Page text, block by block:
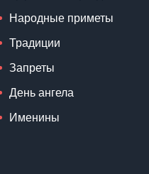
Народные приметы
Традиции
Запреты
День ангела
Именины